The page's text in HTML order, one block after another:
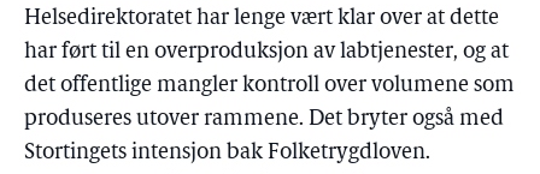
Helsedirektoratet har lenge vært klar over at dette
har ført til en overproduksjon av labtjenester, og at
det offentlige mangler kontroll over volumene som
produseres utover rammene. Det bryter også med
Stortingets intensjon bak Folketrygdloven.